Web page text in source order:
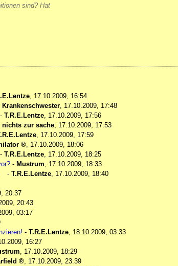
sind? Hat
, 17.10.2009, 16:54
Krankenschwester, 17.10.2009, 17:48
- T.R.E.Lentze, 17.10.2009, 17:56
nichts zur sache, 17.10.2009, 17:53
, 17.10.2009, 17:59
, 17.10.2009, 18:06
- T.R.E.Lentze, 17.10.2009, 18:25
- Mustrum, 17.10.2009, 18:33
- T.R.E.Lentze, 17.10.2009, 18:40
20:37
20:43
03:17
- T.R.E.Lentze, 18.10.2009, 03:33
16:27
, 17.10.2009, 18:29
, 17.10.2009, 23:39